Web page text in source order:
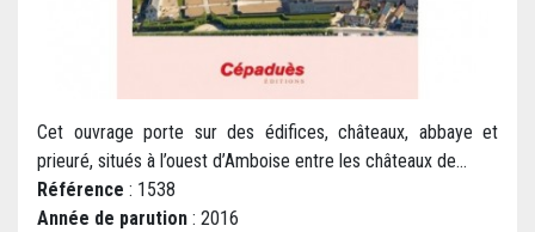
Cet ouvrage porte sur des édifices, châteaux, abbaye et
prieuré, situés à l’ouest d’Amboise entre les châteaux de...
Référence : 1538
Année de parution : 2016